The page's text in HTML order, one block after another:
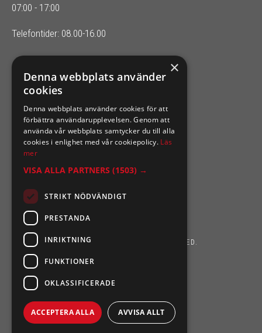
07:00 - 17:00
Telefontider: 08.00-16.00
SIXTEN NILSSONS
Organisationsnummer 556164-2652
SIXTEN NILSSONS 2026. ALL RIGHTS RESERVED.
POWERED BY EMPORI CMS
×
Denna webbplats använder
cookies
Denna webbplats använder cookies för att
förbättra användarupplevelsen. Genom att
använda vår webbplats samtycker du till alla
cookies i enlighet med vår cookiepolicy. Läs
mer
VISA ALLA PARTNERS (1503) →
STRIKT NÖDVÄNDIGT
PRESTANDA
INRIKTNING
FUNKTIONER
OKLASSIFICERADE
ACCEPTERA ALLA AVVISA ALLT